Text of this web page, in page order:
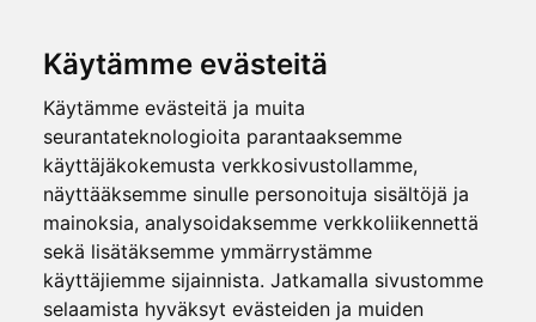
Käytämme evästeitä
Käytämme evästeitä ja muita
seurantateknologioita parantaaksemme
käyttäjäkokemusta verkkosivustollamme,
näyttääksemme sinulle personoituja sisältöjä ja
mainoksia, analysoidaksemme verkkoliikennettä
sekä lisätäksemme ymmärrystämme
käyttäjiemme sijainnista. Jatkamalla sivustomme
selaamista hyväksyt evästeiden ja muiden